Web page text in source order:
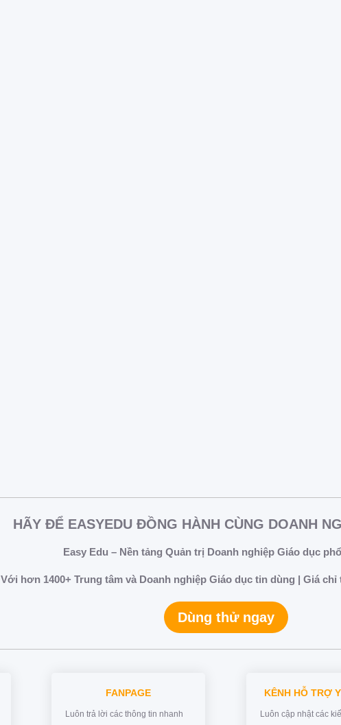
HÃY ĐỂ EASYEDU ĐỒNG HÀNH CÙNG DOANH
Easy Edu – Nền tảng Quản trị Doanh nghiệp Giáo dục
Với hơn 1400+ Trung tâm và Doanh nghiệp Giáo dục tin dùng | Giá chỉ
Dùng thử ngay
FANPAGE
Luôn trả lời các thông tin nhanh
KÊNH HỖ TRỢ
Luôn cập nhật các